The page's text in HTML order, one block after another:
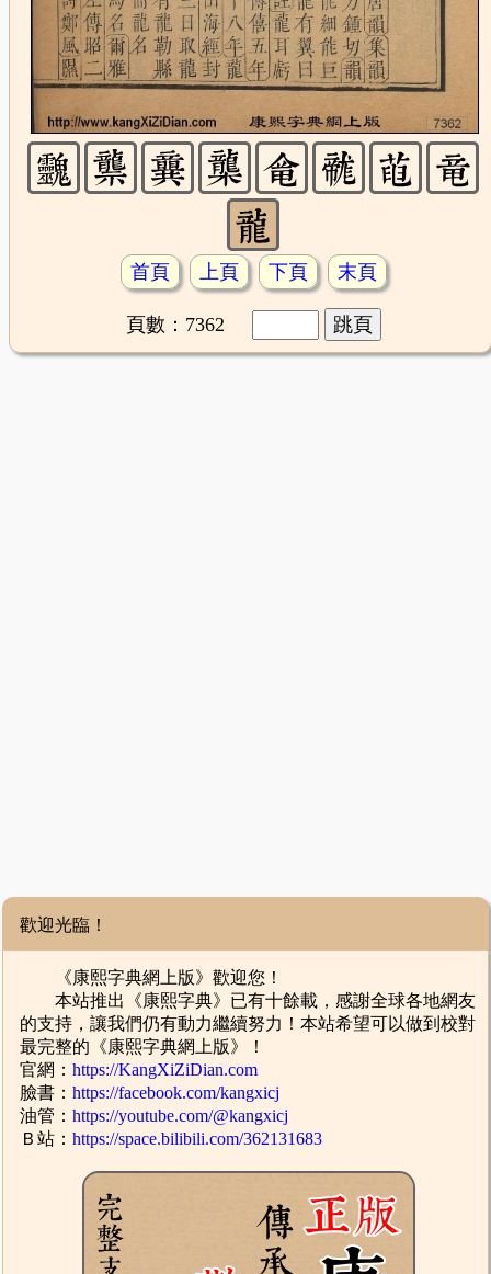
首頁 上頁 下頁 末頁
頁數：7362
歡迎光臨！
《康熙字典網上版》歡迎您！
本站推出《康熙字典》已有十餘載，感謝全球各地網友
的支持，讓我們仍有動力繼續努力！本站希望可以做到校對
最完整的《康熙字典網上版》！
官網：https://KangXiZiDian.com
臉書：https://facebook.com/kangxicj
油管：https://youtube.com/@kangxicj
Ｂ站：https://space.bilibili.com/362131683